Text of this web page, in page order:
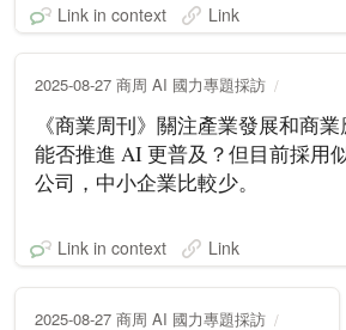
Link in context Link
2025-08-27 商周 AI 國力專題採訪
《商業周刊》關注產業發展和商
能否推進 AI 更普及？但目前採用
公司，中小企業比較少。
Link in context Link
2025-08-27 商周 AI 國力專題採訪